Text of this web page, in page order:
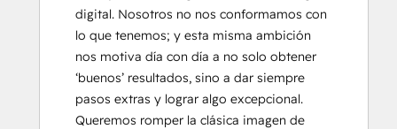
SEO
Service Hub Software
Social Media Marketing Certification
Course
digital. Nosotros no nos conformamos con
lo que tenemos; y esta misma ambición
nos motiva día con día a no solo obtener
‘buenos’ resultados, sino a dar siempre
pasos extras y lograr algo excepcional.
Queremos romper la clásica imagen de